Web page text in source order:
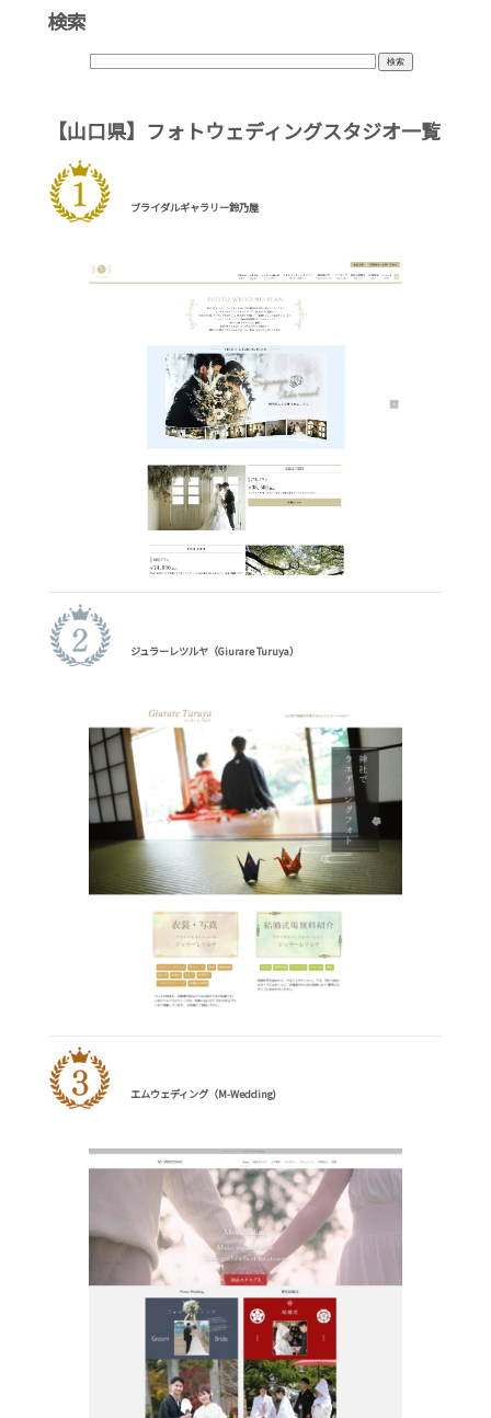
検索
【山口県】フォトウェディングスタジオ一覧
ブライダルギャラリー鈴乃屋
ジュラーレツルヤ（Giurare Turuya）
エムウェディング（M-Wedding)